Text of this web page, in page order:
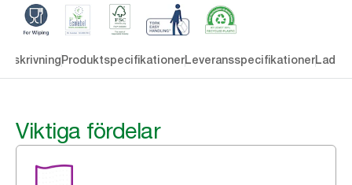
ProduktspecifikationerLeveransspecifikationerLadda
Viktiga fördelar